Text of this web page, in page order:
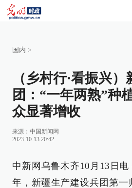
国内 >
（乡村行·看振兴）
团：“一年两熟”种
众显著增收
来源： 中国新闻网
2023-10-13 20:42
中新网乌鲁木齐10月13日
年，新疆生产建设兵团第一